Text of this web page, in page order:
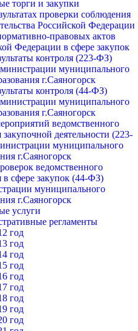
торги и закупки
проверки соблюдения
Российской Федерации
правовых актов
Федерации в сфере закупок
контроля (223-ФЗ)
муниципального
г.Саяногорск
контроля (44-ФЗ)
муниципального
г.Саяногорск
ведомственного
закупочной деятельности (223-
муниципального
г.Саяногорск
ведомственного
в сфере закупок (44-ФЗ)
муниципального
г.Саяногорск
услуги
регламенты
год
год
год
год
год
год
год
год
год